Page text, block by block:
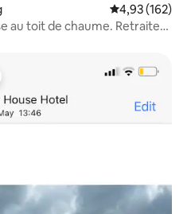
Évaluation
4,93 (162)
au toit de chaume. Retraite